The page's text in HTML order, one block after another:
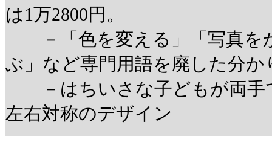
は1万2800円。
－「色を変える」「写真を
ぶ」など専門用語を廃した分か
－はちいさな子どもが両手
左右対称のデザイン